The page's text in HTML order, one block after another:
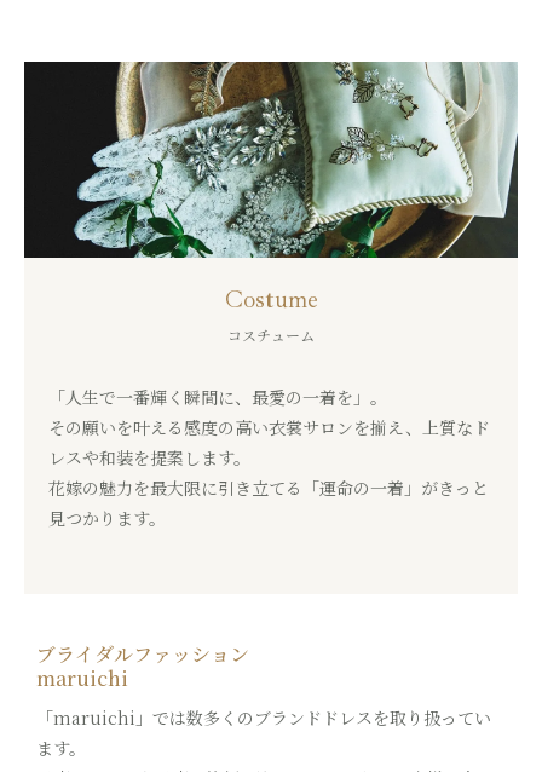
Costume
コスチューム
「人生で一番輝く瞬間に、最愛の一着を」。
その願いを叶える感度の高い衣裳サロンを揃え、
上質なド
レスや和装を提案します。
花嫁の魅力を最大限に引き立てる「運命の一着」がきっと
見つかります。
ブライダルファッション
maruichi
「maruichi」では数多くのブランドドレスを取り扱ってい
ます。